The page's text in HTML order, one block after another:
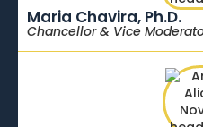
Maria Chavira, Ph.D.
Chancellor & Vice